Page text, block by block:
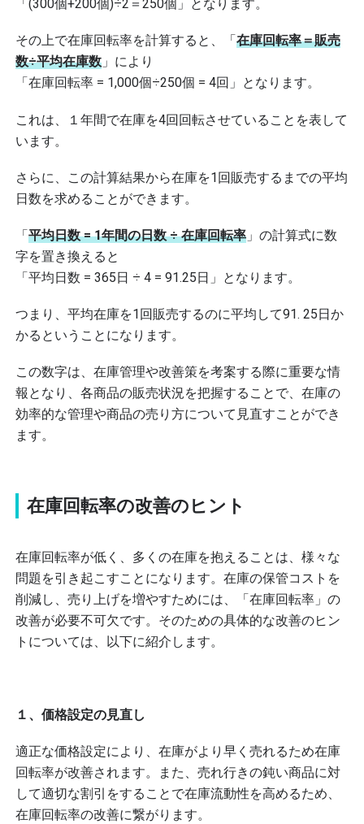
「(300個+200個)÷2＝250個」となります。
その上で在庫回転率を計算すると、「在庫回転率＝販売
数÷平均在庫数 」により
「在庫回転率 = 1,000個÷250個 = 4回」となります。
これは、１年間で在庫を4回回転させていることを表して
います。
さらに、この計算結果から在庫を1回販売するまでの平均
日数を求めることができます。
「平均日数 = 1年間の日数 ÷ 在庫回転率 」の計算式に数
字を置き換えると
「平均日数 = 365日 ÷ 4 = 91.25日」となります。
つまり、平均在庫を1回販売するのに平均して91. 25日か
かるということになります。
この数字は、在庫管理や改善策を考案する際に重要な情
報となり、各商品の販売状況を把握することで、在庫の
効率的な管理や商品の売り方について見直すことができ
ます。
在庫回転率の改善のヒント
在庫回転率が低く、多くの在庫を抱えることは、様々な
問題を引き起こすことになります。在庫の保管コストを
削減し、売り上げを増やすためには、「在庫回転率」の
改善が必要不可欠です。そのための具体的な改善のヒン
トについては、以下に紹介します。
１、価格設定の見直し
適正な価格設定により、在庫がより早く売れるため在庫
回転率が改善されます。また、売れ行きの鈍い商品に対
して適切な割引をすることで在庫流動性を高めるため、
在庫回転率の改善に繋がります。